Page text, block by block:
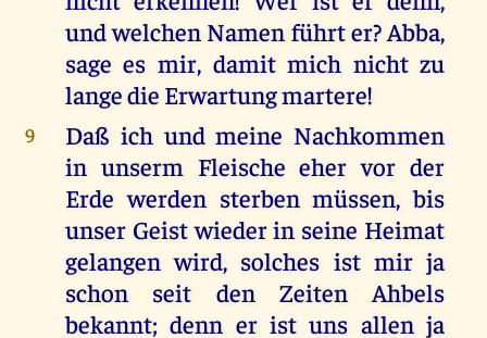
und welchen Namen führt er? Abba,
sage es mir, damit mich nicht zu
lange die Erwartung martere!
9
Daß ich und meine Nachkommen
in unserm Fleische eher vor der
Erde werden sterben müssen, bis
unser Geist wieder in seine Heimat
gelangen wird, solches ist mir ja
schon seit den Zeiten Ahbels
bekannt; denn er ist uns allen ja